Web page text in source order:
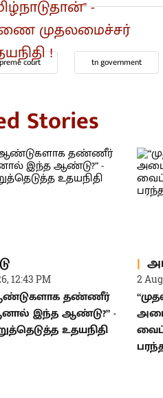
court tn government
Stories
12:43 PM
தண்ணீர்
இந்த ஆண்டு?” -
உதயநிதி
2
வைப்